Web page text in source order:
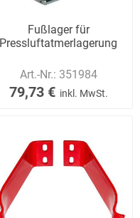
Fußlager für
Pressluftatmerlagerung
Art.-Nr.: 351984
79,73 € inkl. MwSt.